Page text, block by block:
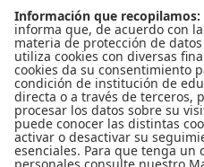
Conecta-TE | Centro de
Edificio Pedro Navas, 1er piso
Teléfono: 3394949
Extensión: 3930